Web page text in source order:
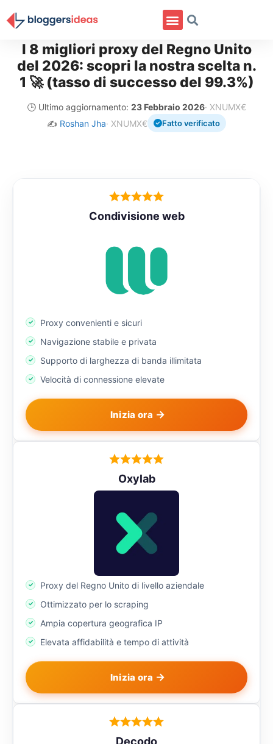
I 8 migliori proxy del Regno Unito
del 2026: scopri la nostra scelta n.
1 🚀 (tasso di successo del 99.3%)
🕒 Ultimo aggiornamento: 23 Febbraio 2026· XNUMX€
✍️ Roshan Jha· XNUMX€ Fatto verificato
Condivisione web
Proxy convenienti e sicuri
Navigazione stabile e privata
Supporto di larghezza di banda illimitata
Velocità di connessione elevate
Inizia ora
Oxylab
Proxy del Regno Unito di livello aziendale
Ottimizzato per lo scraping
Ampia copertura geografica IP
Elevata affidabilità e tempo di attività
Inizia ora
Decodo